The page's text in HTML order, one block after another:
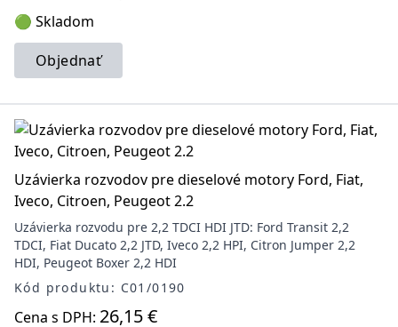
🟢 Skladom
Objednať
Uzávierka rozvodov pre dieselové motory Ford, Fiat,
Iveco, Citroen, Peugeot 2.2
Uzávierka rozvodu pre 2,2 TDCI HDI JTD: Ford Transit 2,2
TDCI, Fiat Ducato 2,2 JTD, Iveco 2,2 HPI, Citron Jumper 2,2
HDI, Peugeot Boxer 2,2 HDI
Kód produktu: C01/0190
Cena s DPH: 26,15 €